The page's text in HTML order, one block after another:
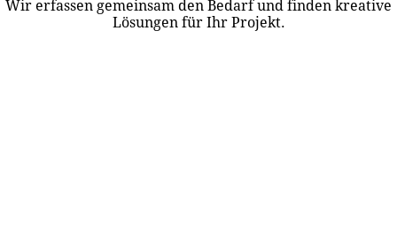
Wir erfassen gemeinsam den Bedarf und finden kreative
Lösungen für Ihr Projekt.